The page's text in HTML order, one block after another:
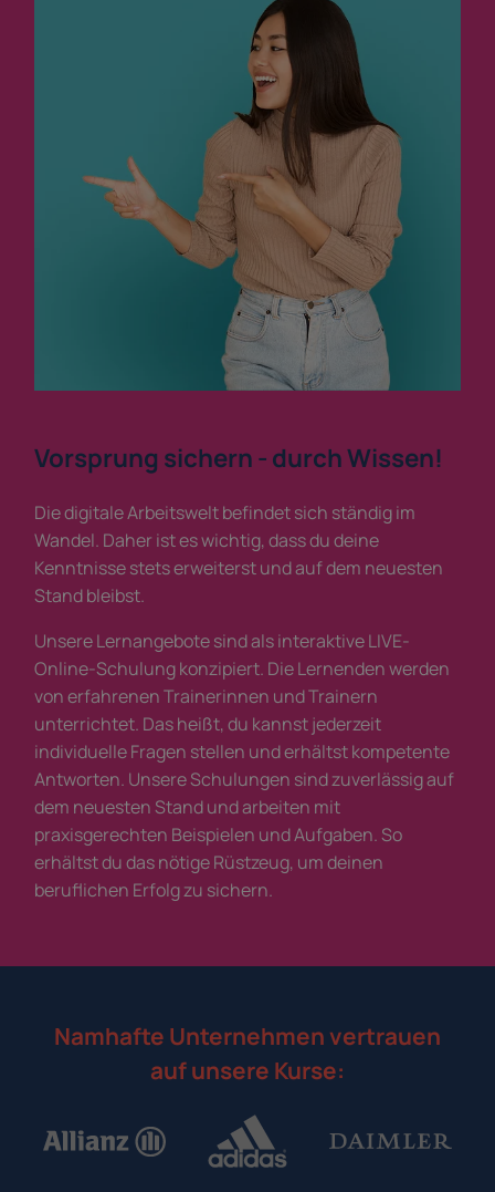
Vorsprung sichern - durch Wissen!
Die digitale Arbeitswelt befindet sich ständig im
Wandel. Daher ist es wichtig, dass du deine
Kenntnisse stets erweiterst und auf dem neuesten
Stand bleibst.
Unsere Lernangebote sind als interaktive LIVE-
Online-Schulung konzipiert. Die Lernenden werden
von erfahrenen Trainerinnen und Trainern
unterrichtet. Das heißt, du kannst jederzeit
individuelle Fragen stellen und erhältst kompetente
Antworten. Unsere Schulungen sind zuverlässig auf
dem neuesten Stand und arbeiten mit
praxisgerechten Beispielen und Aufgaben. So
erhältst du das nötige Rüstzeug, um deinen
beruflichen Erfolg zu sichern.
Namhafte Unternehmen vertrauen
auf unsere Kurse: